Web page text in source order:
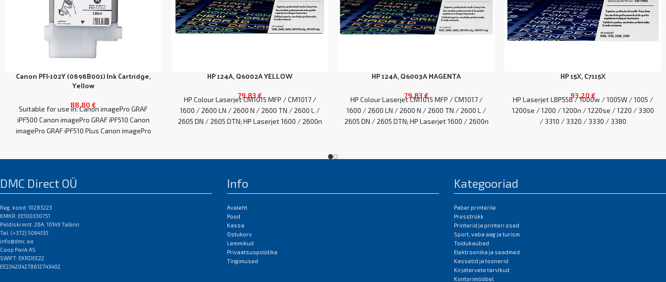
Canon PFI-102Y (0898B001) Ink Cartridge,
Yellow
88,80 €
Suitable for use in: Canon imagePro GRAF
iPF500 Canon imagePro GRAF iPF510 Canon
imagePro GRAF iPF510 Plus Canon imagePro
HP 124A, Q6002A YELLOW
79,83€
HP Colour Laserjet CM1015 MFP / CM1017 /
1600 / 2600 LN / 2600 N / 2600 TN / 2600 L /
2605 DN / 2605 DTN; HP Laserjet 1600 / 2600n
HP 124A, Q6003A MAGENTA
79,83€
HP Colour Laserjet CM1015 MFP / CM1017 /
1600 / 2600 LN / 2600 N / 2600 TN / 2600 L /
2605 DN / 2605 DTN; HP Laserjet 1600 / 2600n
HP 15X, C7115X
93,20 €
HP Laserjet LBP558 / 1000w / 1005W / 1005 /
1200se / 1200 / 1200n / 1220se / 1220 / 3300
/ 3310 / 3320 / 3330 / 3380
DMC Direct OÜ
Reg. kood: 10283223
KMKR: EE100330751
Paldiski mnt. 26A, 10149 Tallinn
Tel: (+372) 5064135
info@dmc.ee
Coop Pank AS
SWIFT: EKRDEE22
EE234204278612743402
Info
Avaleht
Pood
Kassa
Ostukorv
Lemmikud
Privaatsuspoliitika
Tingimused
Kategooriad
Paber printerile
Presstrükk
Printerid ja printeri osad
Sport, vaba aeg ja turism
Toidukaubad
Elektroonika ja seadmed
Kassetid ja toonerid
Kirjatarvete tarvikud
Kontorimööbel